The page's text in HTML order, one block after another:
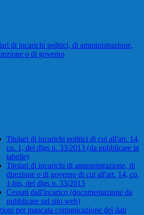
di incarichi politici, di amministrazione,
o di governo
Titolari di incarichi politici di cui all'art. 14,
co. 1, del dlgs n. 33/2013 (da pubblicare in
tabelle)
Titolari di incarichi di amministrazione, di
direzione o di governo di cui all'art. 14, co.
1-bis, del dlgs n. 33/2013
Cessati dall'incarico (documentazione da
pubblicare sul sito web)
per mancata comunicazione dei dati